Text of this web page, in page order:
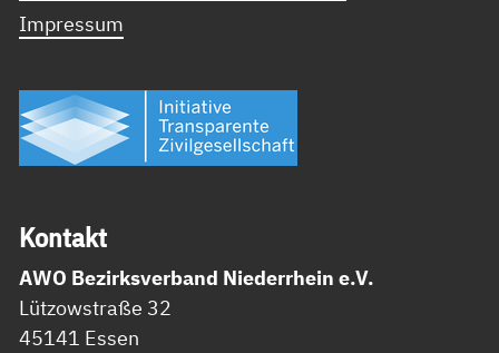
Impressum
Kon­takt
AWO Bezirksverband Niederrhein e.V.
Lützowstraße 32
45141 Essen